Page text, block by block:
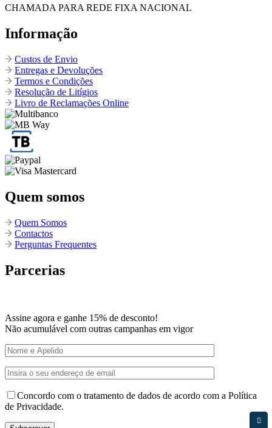
CHAMADA PARA REDE FIXA NACIONAL
Informação
Custos de Envio
Entregas e Devoluções
Termos e Condições
Resolução de Litígios
Livro de Reclamações Online
Quem somos
Quem Somos
Contactos
Perguntas Frequentes
Parcerias
Assine agora e ganhe 15% de desconto!
Não acumulável com outras campanhas em vigor
Concordo com o tratamento de dados de acordo com a Política
de Privacidade.